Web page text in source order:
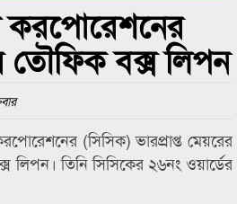
করপোরেশনের
তৌফিক বক্স লিপন
(সিসিক) ভারপ্রাপ্ত মেয়রের
লিপন। তিনি সিসিকের ২৬নং ওয়ার্ডের